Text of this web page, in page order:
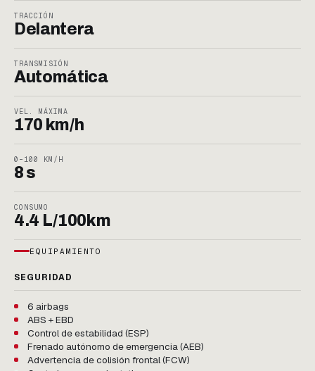
TRACCIÓN
Delantera
TRANSMISIÓN
Automática
VEL. MÁXIMA
170 km/h
0–100 KM/H
8 s
CONSUMO
4.4 L/100km
EQUIPAMIENTO
SEGURIDAD
6 airbags
ABS + EBD
Control de estabilidad (ESP)
Frenado autónomo de emergencia (AEB)
Advertencia de colisión frontal (FCW)